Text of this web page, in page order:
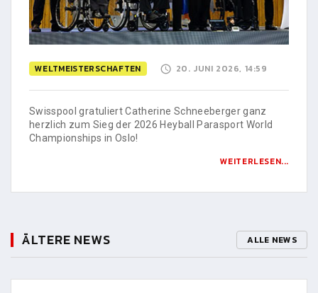
WELTMEISTERSCHAFTEN 20. JUNI 2026, 14:59
Swisspool gratuliert Catherine Schneeberger ganz
herzlich zum Sieg der 2026 Heyball Parasport World
Championships in Oslo!
WEITERLESEN...
ÄLTERE NEWS ALLE NEWS